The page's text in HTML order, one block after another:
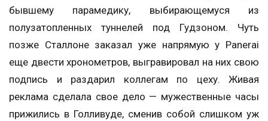
бывшему парамедику, выбирающемуся из
полузатопленных туннелей под Гудзоном. Чуть
позже Сталлоне заказал уже напрямую у Panerai
еще двести хронометров, выгравировал на них свою
подпись и раздарил коллегам по цеху. Живая
реклама сделала свое дело — мужественные часы
прижились в Голливуде, сменив собой слишком уж